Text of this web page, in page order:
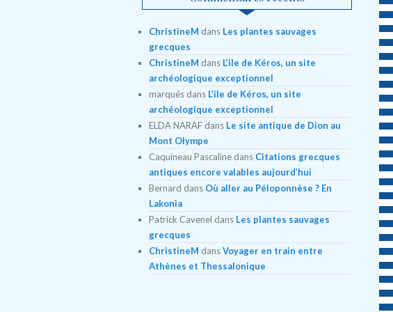
ChristineM dans Les plantes sauvages
grecques
ChristineM dans L’ile de Kéros, un site
archéologique exceptionnel
marquésdans L’ile de Kéros, un site
archéologique exceptionnel
ELDA NARAFdans Le site antique de Dion au
Mont Olympe
Caquineau Pascalinedans Citations grecques
antiques encore valables aujourd’hui
Bernard dans Où aller au Péloponnèse ? En
Lakonia
Patrick Cavenel dans Les plantes sauvages
grecques
ChristineM dansVoyager en train entre
Athènes et Thessalonique